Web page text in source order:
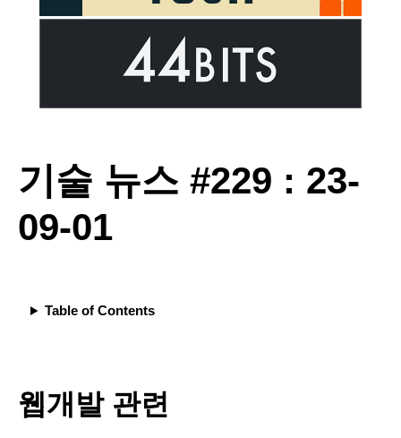
기술 뉴스 #229 : 23-
09-01
Table of Contents
웹개발 관련